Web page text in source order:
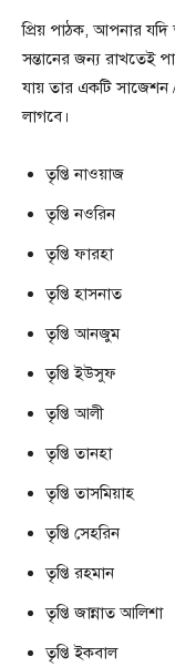
প্রিয় পাঠক, আপনার যদি
সন্তানের জন্য রাখতেই
যায় তার একটি সাজেশন
লাগবে।
তৃপ্তি নাওয়াজ
তৃপ্তি নওরিন
তৃপ্তি ফারহা
তৃপ্তি হাসনাত
তৃপ্তি আনজুম
তৃপ্তি ইউসুফ
তৃপ্তি আলী
তৃপ্তি তানহা
তৃপ্তি তাসমিয়াহ
তৃপ্তি সেহরিন
তৃপ্তি রহমান
তৃপ্তি জান্নাত আলিশা
তৃপ্তি ইকবাল